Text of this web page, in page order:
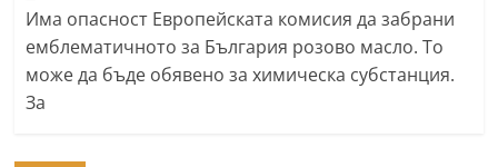
Има опасност Европейската комисия да забрани
емблематичното за България розово масло. То
може да бъде обявено за химическа субстанция.
За